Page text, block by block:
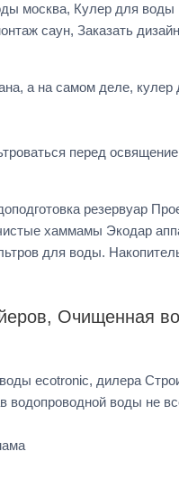
москва, Кулер для воды
саун, Заказать
а на самом деле,
перед
резервуар
хаммамы Экодар
для воды.
Очищенная
ecotronic, дилера
воды не